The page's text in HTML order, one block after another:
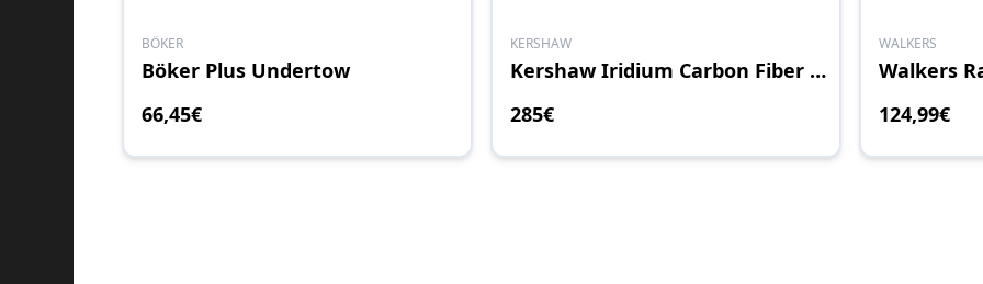
BÖKER
Böker Plus Undertow
66,45€
KERSHAW
Kershaw Iridium Carbon Fiber M390
285€
WALKERS
124,99€